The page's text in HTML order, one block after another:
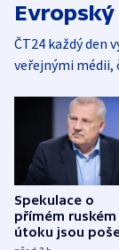
ČT24 každý den
veřejnými médii,
Spekulace o
přímém ruském
útoku jsou